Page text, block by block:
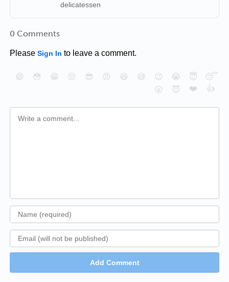
delicatessen
0 Comments
Please Sign In to leave a comment.
😄 😳 😁 😒 😎 😠 😆 😅 😉 😭 😇
😴
😮
😈 ❤️ 👍
Add Comment